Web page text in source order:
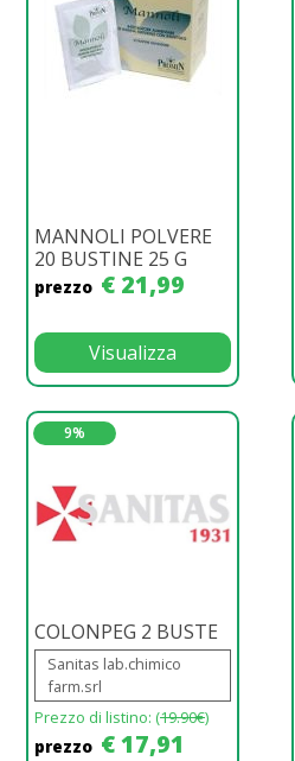
MANNOLI POLVERE
20 BUSTINE 25 G
prezzo € 21,99
Visualizza
9%
COLONPEG 2 BUSTE
Sanitas lab.chimico
farm.srl
Prezzo di listino: (19.90€)
prezzo € 17,91